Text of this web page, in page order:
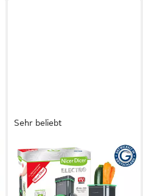
Sehr beliebt
GENIUS
Gemüseschneider Nicer Dicer
Electro, 25 tlg, Gemüsehobel
elektrisch, 6 Einsätze